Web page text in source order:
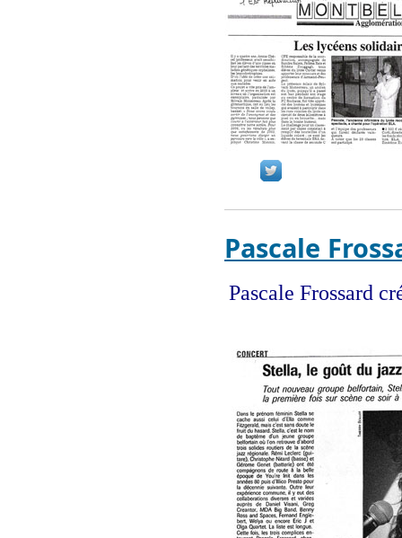
Pascale
Pascale Frossard